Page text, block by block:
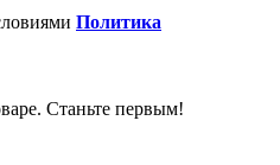
Политика
Станьте первым!